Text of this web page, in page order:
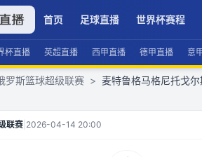
首页 足球直播 世界杯赛程
杯直播 英超直播 西甲直播 德甲直播 意
罗斯篮球超级联赛 > 麦特鲁格马格尼托戈
斯克 VS 阿勒泰巴尔瑙尔
联赛 2026-04-14 20:00